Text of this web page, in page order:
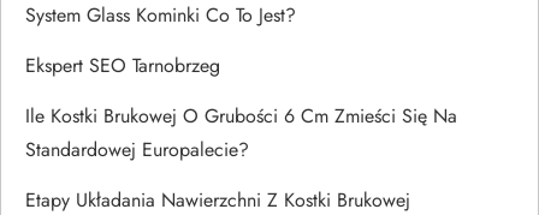
System Glass Kominki Co To Jest?
Ekspert SEO Tarnobrzeg
Ile Kostki Brukowej O Grubości 6 Cm Zmieści Się Na
Standardowej Europalecie?
Etapy Układania Nawierzchni Z Kostki Brukowej